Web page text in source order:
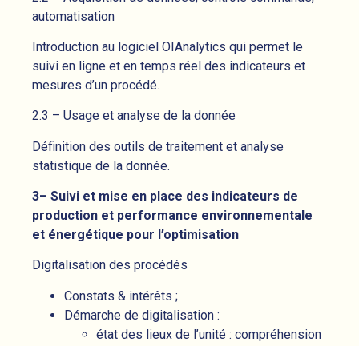
automatisation
Introduction au logiciel OIAnalytics qui permet le
suivi en ligne et en temps réel des indicateurs et
mesures d’un procédé.
2.3 – Usage et analyse de la donnée
Définition des outils de traitement et analyse
statistique de la donnée.
3– Suivi et mise en place des indicateurs de
production et performance environnementale
et énergétique pour l’optimisation
Digitalisation des procédés
Constats & intérêts ;
Démarche de digitalisation :
état des lieux de l’unité : compréhension